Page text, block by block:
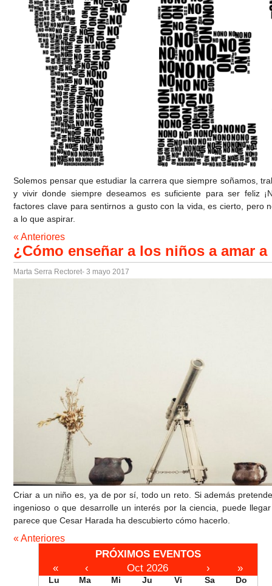
Solemos pensar que estudiar la carrera que siempre soñamos,
y vivir donde siempre deseamos es suficiente para ser feliz
factores clave para sentirnos a gusto con la vida, es cierto, pero
a lo que aspirar.
« Anteriores
¿Cómo enseñar a los niños a amar
Marta Serra Rectoret- 3 mayo 2017
Criar a un niño es, ya de por sí, todo un reto. Si además
ingenioso o que desarrolle un interés por la ciencia, puede
parece que Cesar Harada ha descubierto cómo hacerlo.
« Anteriores
PRÓXIMOS EVENTOS
«
‹ Oct 2026 › »
Lu Ma Mi Ju Vi Sa
Do